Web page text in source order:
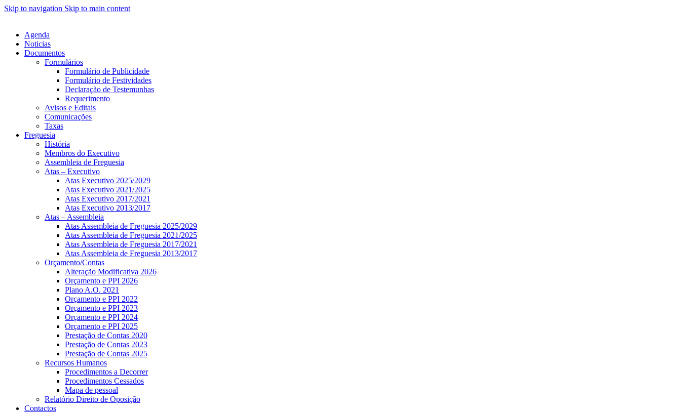
Skip to navigation Skip to main content
Agenda
Noticias
Documentos
Formulários
Formulário de Publicidade
Formulário de Festividades
Declaração de Testemunhas
Requerimento
Avisos e Editais
Comunicações
Taxas
Freguesia
História
Membros do Executivo
Assembleia de Freguesia
Atas – Executivo
Atas Executivo 2025/2029
Atas Executivo 2021/2025
Atas Executivo 2017/2021
Atas Executivo 2013/2017
Atas – Assembleia
Atas Assembleia de Freguesia 2025/2029
Atas Assembleia de Freguesia 2021/2025
Atas Assembleia de Freguesia 2017/2021
Atas Assembleia de Freguesia 2013/2017
Orçamento/Contas
Alteração Modificativa 2026
Orçamento e PPI 2026
Plano A.O. 2021
Orçamento e PPI 2022
Orçamento e PPI 2023
Orçamento e PPI 2024
Orçamento e PPI 2025
Prestação de Contas 2020
Prestação de Contas 2023
Prestação de Contas 2025
Recursos Humanos
Procedimentos a Decorrer
Procedimentos Cessados
Mapa de pessoal
Relatório Direito de Oposição
Contactos